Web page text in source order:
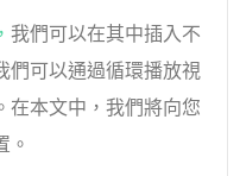
，我們可以在其中插入不
們可以通過循環播放視
在本文中，我們將向您
。